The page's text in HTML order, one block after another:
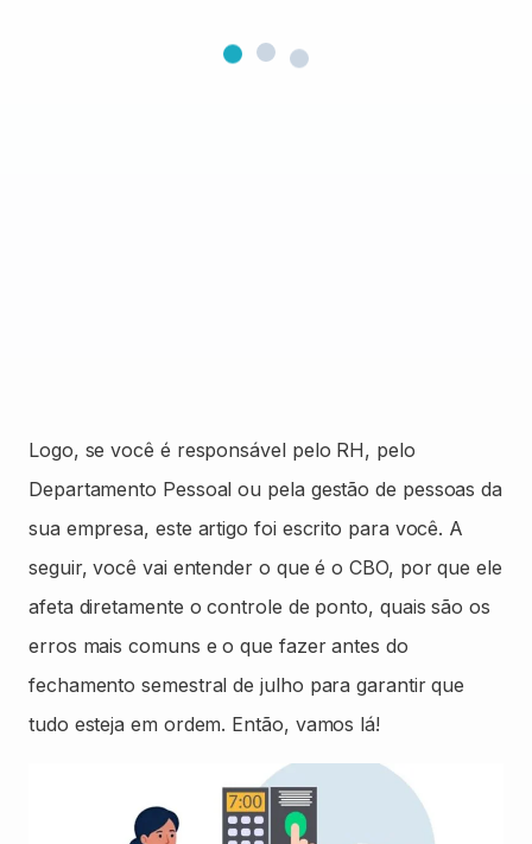
Logo, se você é responsável pelo RH, pelo
Departamento Pessoal ou pela gestão de pessoas da
sua empresa, este artigo foi escrito para você. A
seguir, você vai entender o que é o CBO, por que ele
afeta diretamente o controle de ponto, quais são os
erros mais comuns e o que fazer antes do
fechamento semestral de julho para garantir que
tudo esteja em ordem. Então, vamos lá!